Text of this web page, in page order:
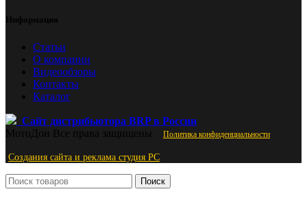
Информация
Статьи
О компании
Видеообзоры
Контакты
Каталог
Сайт дистрибьютора BRP в России
МотоДон Все права защищены Политика конфиденциальности
Создания сайта и реклама студия PС
Поиск